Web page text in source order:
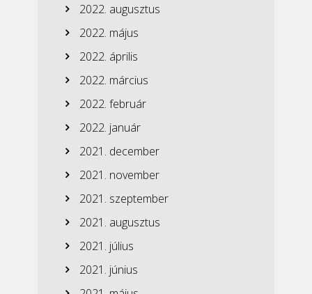
2022. augusztus
2022. május
2022. április
2022. március
2022. február
2022. január
2021. december
2021. november
2021. szeptember
2021. augusztus
2021. július
2021. június